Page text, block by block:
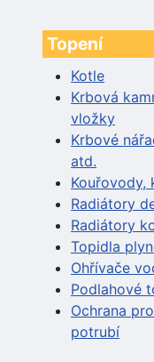
Topení
Kotle
Krbová
vložky
Krbové
atd.
Kouřovody,
Radiátory
Radiátory
Topidla
Ohřívače
Podlahové
Ochrana
potrubí